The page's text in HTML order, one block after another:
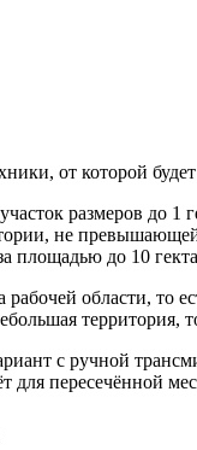
от которой
размеров до 1
не
площадью до 10
области, то
территория,
с ручной
пересечённой